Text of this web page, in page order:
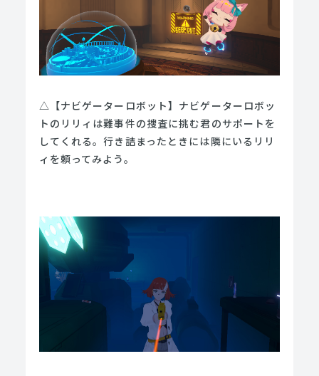
△【ナビゲーターロボット】ナビゲーターロボッ
トのリリィは難事件の捜査に挑む君のサポートを
してくれる。⾏き詰まったときには隣にいるリリ
ィを頼ってみよう。